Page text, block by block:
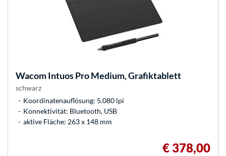
WacomIntuos Pro Medium, Grafiktablett
schwarz
Koordinatenauflösung: 5.080 lpi
Konnektivität: Bluetooth, USB
aktive Fläche: 263 x 148 mm
€ 378,00